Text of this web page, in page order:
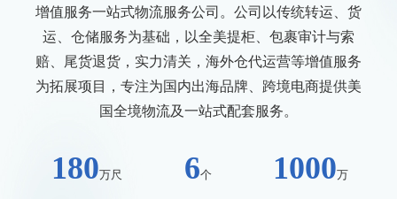
增值服务一站式物流服务公司。公司以传统转运、货
运、仓储服务为基础，以全美提柜、包裹审计与索
赔、尾货退货，实力清关，海外仓代运营等增值服务
为拓展项目，专注为国内出海品牌、跨境电商提供美
国全境物流及一站式配套服务。
180万尺 6个 1000万